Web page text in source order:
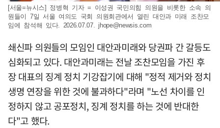
[서울=뉴시스] 정병혁 기자 = 이성권 국민의힘 의원을 비롯한 소속 의
원들이 7일 서울 여의도 국회 의원회관에서 열린 대안과 미래 조찬모
임에 참석해 있다. 2026.07.07. jhope@newsis.com
쇄신파 의원들의 모임인 대안과미래와 당권파 간 갈등도
심화되고 있다. 대안과미래는 전날 조찬모임을 가진 후
장 대표의 징계 정치 기강잡기에 대해 "정적 제거와 정치
생명 연장을 위한 것에 불과하다"라며 "노선 차이를 인
정하지 않고 공포정치, 징계 정치를 하는 것에 반대한
다"고 했다.